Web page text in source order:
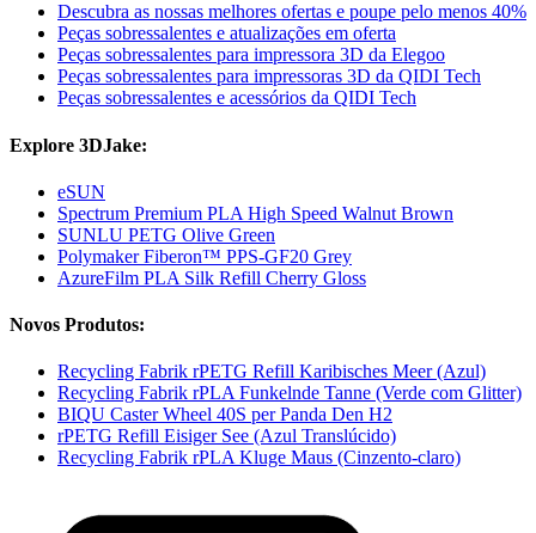
Descubra as nossas melhores ofertas e poupe pelo menos 40%
Peças sobressalentes e atualizações em oferta
Peças sobressalentes para impressora 3D da Elegoo
Peças sobressalentes para impressoras 3D da QIDI Tech
Peças sobressalentes e acessórios da QIDI Tech
Explore 3DJake:
eSUN
Spectrum Premium PLA High Speed Walnut Brown
SUNLU PETG Olive Green
Polymaker Fiberon™ PPS-GF20 Grey
AzureFilm PLA Silk Refill Cherry Gloss
Novos Produtos:
Recycling Fabrik rPETG Refill Karibisches Meer (Azul)
Recycling Fabrik rPLA Funkelnde Tanne (Verde com Glitter)
BIQU Caster Wheel 40S per Panda Den H2
rPETG Refill Eisiger See (Azul Translúcido)
Recycling Fabrik rPLA Kluge Maus (Cinzento-claro)